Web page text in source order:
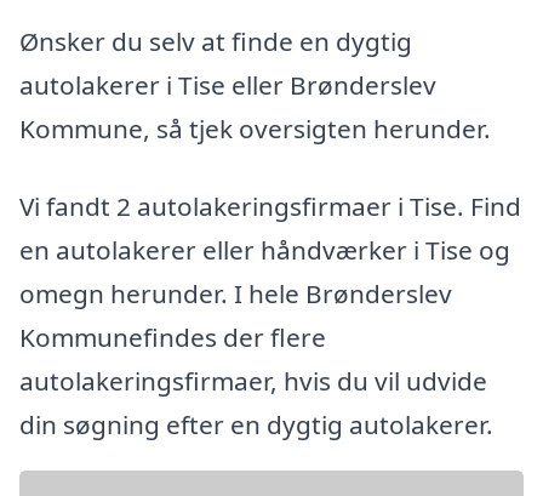
Ønsker du selv at finde en dygtig
autolakerer i Tise eller Brønderslev
Kommune, så tjek oversigten herunder.
Vi fandt 2 autolakeringsfirmaer i Tise. Find
en autolakerer eller håndværker i Tise og
omegn herunder. I hele Brønderslev
Kommunefindes der flere
autolakeringsfirmaer, hvis du vil udvide
din søgning efter en dygtig autolakerer.